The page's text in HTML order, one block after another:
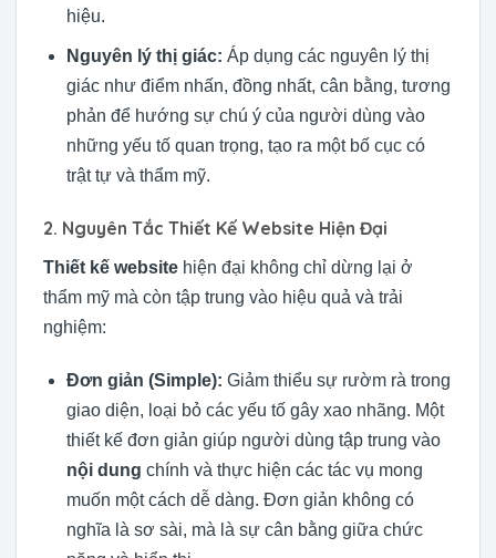
hiệu.
Nguyên lý thị giác: Áp dụng các nguyên lý thị
giác như điểm nhấn, đồng nhất, cân bằng, tương
phản để hướng sự chú ý của người dùng vào
những yếu tố quan trọng, tạo ra một bố cục có
trật tự và thẩm mỹ.
2. Nguyên Tắc Thiết Kế Website Hiện Đại
Thiết kế website hiện đại không chỉ dừng lại ở
thẩm mỹ mà còn tập trung vào hiệu quả và trải
nghiệm:
Đơn giản (Simple): Giảm thiểu sự rườm rà trong
giao diện, loại bỏ các yếu tố gây xao nhãng. Một
thiết kế đơn giản giúp người dùng tập trung vào
nội dung chính và thực hiện các tác vụ mong
muốn một cách dễ dàng. Đơn giản không có
nghĩa là sơ sài, mà là sự cân bằng giữa chức